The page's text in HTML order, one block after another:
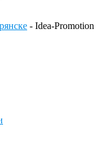
- Idea-Promotion